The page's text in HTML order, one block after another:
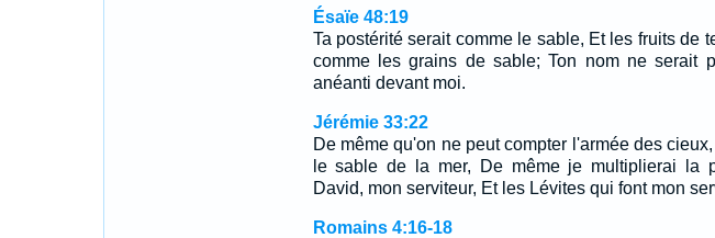
Ésaïe 48:19
Ta postérité serait comme le sable, Et les fruits de
comme les grains de sable; Ton nom ne serait
anéanti devant moi.
Jérémie 33:22
De même qu'on ne peut compter l'armée des
le sable de la mer, De même je multiplierai la
David, mon serviteur, Et les Lévites qui font mon
Romains 4:16-18